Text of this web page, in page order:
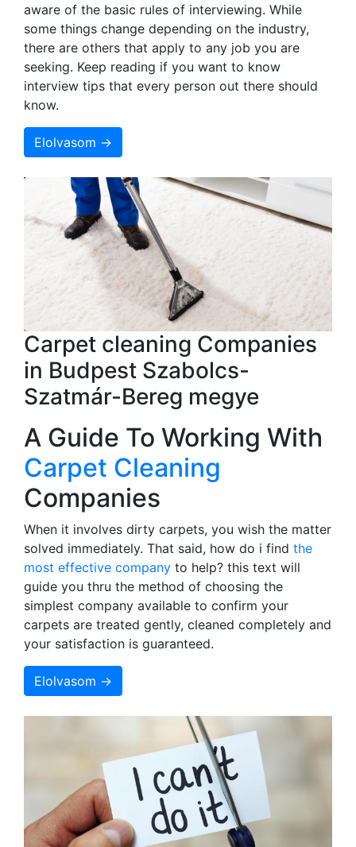
aware of the basic rules of interviewing. While
some things change depending on the industry,
there are others that apply to any job you are
seeking. Keep reading if you want to know
interview tips that every person out there should
know.
Elolvasom →
Carpet cleaning Companies
in Budpest Szabolcs-
Szatmár-Bereg megye
A Guide To Working With
Carpet Cleaning
Companies
When it involves dirty carpets, you wish the matter
solved immediately. That said, how do i find the
most effective company to help? this text will
guide you thru the method of choosing the
simplest company available to confirm your
carpets are treated gently, cleaned completely and
your satisfaction is guaranteed.
Elolvasom →